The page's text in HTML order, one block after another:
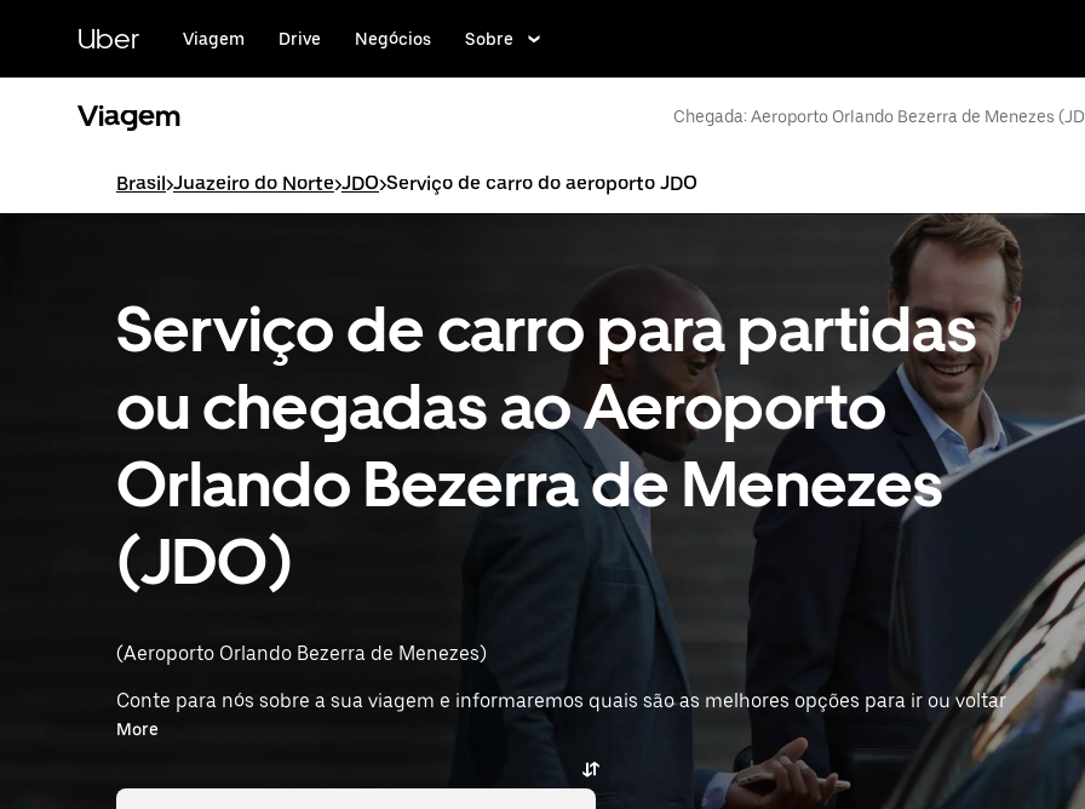
conteúdo
Uber Viagem Drive Negócios Sobre
Viagem Chegada: Aeroporto Orlando Bezerra de Menezes
Brasil>Juazeiro do Norte>JDO>Serviço de carro do aeroporto JDO
Serviço de carro para partidas
ou chegadas ao Aeroporto
Orlando Bezerra de Menezes
(JDO)
(Aeroporto Orlando Bezerra de Menezes)
Conte para nós sobre a sua viagem e informaremos quais são as melhores opções para ir ou voltar
do aeroporto.
More